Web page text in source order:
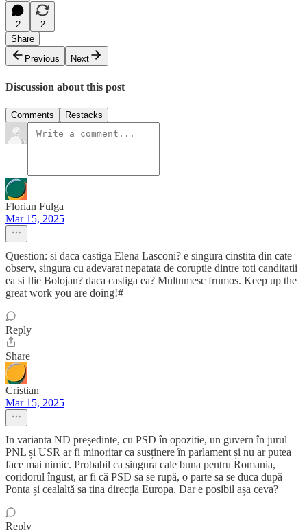
2
2
Share
Previous
Next
Discussion about this post
Comments Restacks
Florian Fulga
Mar 15, 2025
Question: si daca castiga Elena Lasconi? e singura cinstita din cate
observ, singura cu adevarat nepatata de coruptie dintre toti canditatii
ea si Ilie Bolojan? daca castiga ea? Multumesc frumos. Keep up the
great work you are doing!#
Reply
Share
Cristian
Mar 15, 2025
In varianta ND președinte, cu PSD în opozitie, un guvern în jurul
PNL și USR ar fi minoritar ca susținere în parlament și nu ar putea
face mai nimic. Probabil ca singura cale buna pentru Romania,
coridorul îngust, ar fi că PSD sa se rupă, o parte sa se duca după
Ponta și cealaltă sa tina direcția Europa. Dar e posibil așa ceva?
Reply